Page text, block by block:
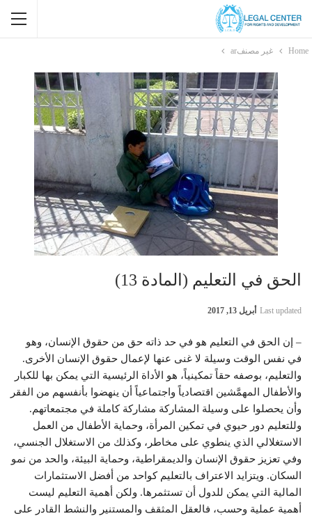
Home غير مصنفar
الحق في التعليم (المادة 13)
Last updated أبريل 13, 2017
– إن الحق في التعليم هو في حد ذاته حق من حقوق الإنسان، وهو
في نفس الوقت وسيلة لا غنى عنها لإعمال حقوق الإنسان الأخرى.
والتعليم، بوصفه حقاً تمكينياً، هو الأداة الرئيسية التي يمكن بها للكبار
والأطفال المهمَّشين اقتصادياً واجتماعياً أن ينهضوا بأنفسهم من الفقر
وأن يحصلوا على وسيلة المشاركة مشاركة كاملة في مجتمعاتهم.
وللتعليم دور حيوي في تمكين المرأة، وحماية الأطفال من العمل
الاستغلالي الذي ينطوي على مخاطر، وكذلك من الاستغلال الجنسي،
وفي تعزيز حقوق الإنسان والديمقراطية، وحماية البيئة، والحد من نمو
السكان. ويتزايد الاعتراف بالتعليم كواحد من أفضل الاستثمارات
المالية التي يمكن للدول أن تستثمرها. ولكن أهمية التعليم ليست
أهمية عملية وحسب، فالعقل المثقف والمستنير والنشط القادر على